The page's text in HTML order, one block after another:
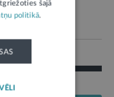
šajā
politikā.